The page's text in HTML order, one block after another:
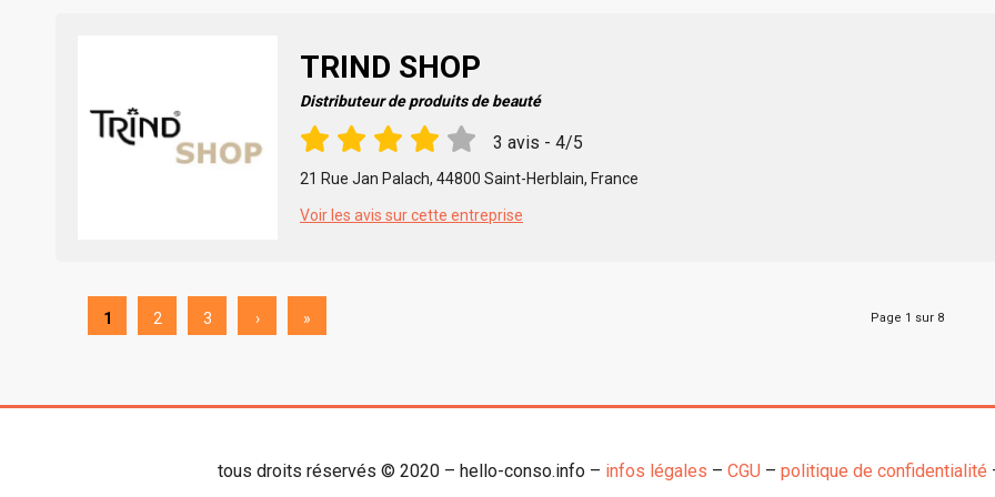
TRIND SHOP
Distributeur de produits de beauté
3 avis - 4/5
21 Rue Jan Palach, 44800 Saint-Herblain, France
Voir les avis sur cette entreprise
Page 1 sur 8
1 2 3 › »
tous droits réservés © 2020 – hello-conso.info – infos légales – CGU – politique de confidentialité